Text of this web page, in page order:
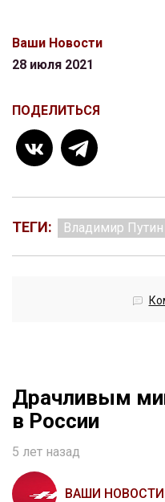
Ваши Новости
28 июля 2021
ПОДЕЛИТЬСЯ
ТЕГИ: Владимир Путин
Драчливым
в России
5 лет назад
ВАШИ НОВОСТИ